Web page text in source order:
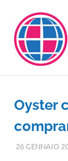
contenuto
Oyster
26 GENNAIO